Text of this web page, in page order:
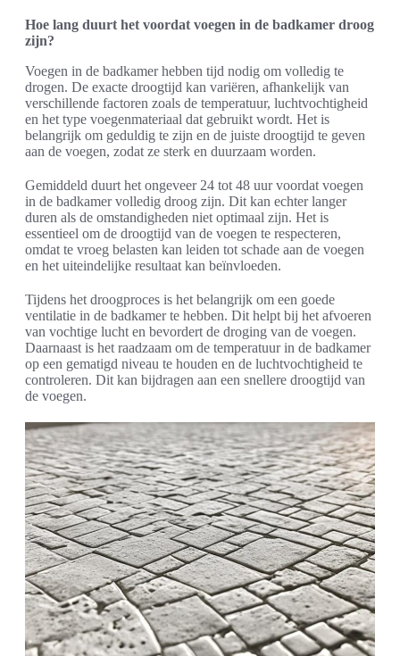
Hoe lang duurt het voordat voegen in de badkamer droog
zijn?
Voegen in de badkamer hebben tijd nodig om volledig te
drogen. De exacte droogtijd kan variëren, afhankelijk van
verschillende factoren zoals de temperatuur, luchtvochtigheid
en het type voegenmateriaal dat gebruikt wordt. Het is
belangrijk om geduldig te zijn en de juiste droogtijd te geven
aan de voegen, zodat ze sterk en duurzaam worden.
Gemiddeld duurt het ongeveer 24 tot 48 uur voordat voegen
in de badkamer volledig droog zijn. Dit kan echter langer
duren als de omstandigheden niet optimaal zijn. Het is
essentieel om de droogtijd van de voegen te respecteren,
omdat te vroeg belasten kan leiden tot schade aan de voegen
en het uiteindelijke resultaat kan beïnvloeden.
Tijdens het droogproces is het belangrijk om een goede
ventilatie in de badkamer te hebben. Dit helpt bij het afvoeren
van vochtige lucht en bevordert de droging van de voegen.
Daarnaast is het raadzaam om de temperatuur in de badkamer
op een gematigd niveau te houden en de luchtvochtigheid te
controleren. Dit kan bijdragen aan een snellere droogtijd van
de voegen.